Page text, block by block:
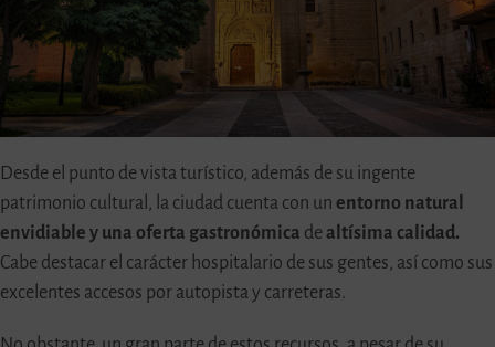
Desde el punto de vista turístico, además de su ingente
patrimonio cultural, la ciudad cuenta con un entorno natural
envidiable y una oferta gastronómica de altísima calidad.
Cabe destacar el carácter hospitalario de sus gentes, así como sus
excelentes accesos por autopista y carreteras.